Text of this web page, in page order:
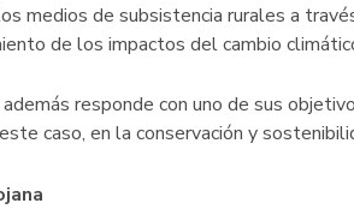
medios de subsistencia rurales a
de los impactos del cambio
además responde con uno de sus
caso, en la conservación y